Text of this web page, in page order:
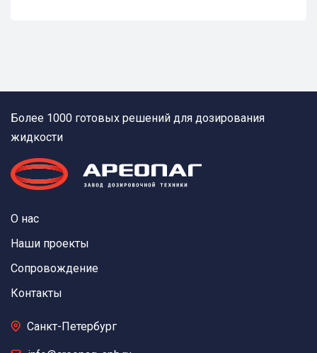
Более 1000 готовых решений для дозирования
жидкости
О нас
Наши проекты
Сопровождение
Контакты
Санкт-Петербург